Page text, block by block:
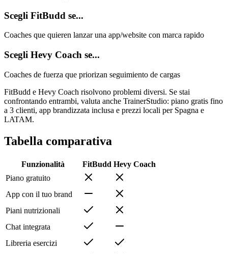
Scegli FitBudd se...
Coaches que quieren lanzar una app/website con marca rapido
Scegli Hevy Coach se...
Coaches de fuerza que priorizan seguimiento de cargas
FitBudd e Hevy Coach risolvono problemi diversi. Se stai
confrontando entrambi, valuta anche TrainerStudio: piano gratis fino
a 3 clienti, app brandizzata inclusa e prezzi locali per Spagna e
LATAM.
Tabella comparativa
Funzionalità FitBudd Hevy Coach
Piano gratuito
App con il tuo brand
Piani nutrizionali
Chat integrata
Libreria esercizi